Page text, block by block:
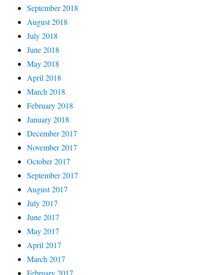
September 2018
August 2018
July 2018
June 2018
May 2018
April 2018
March 2018
February 2018
January 2018
December 2017
November 2017
October 2017
September 2017
August 2017
July 2017
June 2017
May 2017
April 2017
March 2017
February 2017